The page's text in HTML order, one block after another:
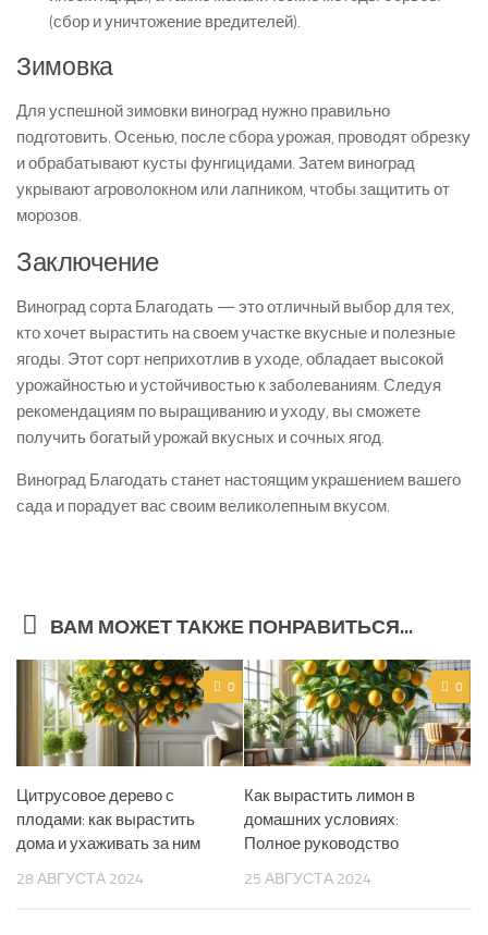
(сбор и уничтожение вредителей).
Зимовка
Для успешной зимовки виноград нужно правильно
подготовить. Осенью, после сбора урожая, проводят обрезку
и обрабатывают кусты фунгицидами. Затем виноград
укрывают агроволокном или лапником, чтобы защитить от
морозов.
Заключение
Виноград сорта Благодать — это отличный выбор для тех,
кто хочет вырастить на своем участке вкусные и полезные
ягоды. Этот сорт неприхотлив в уходе, обладает высокой
урожайностью и устойчивостью к заболеваниям. Следуя
рекомендациям по выращиванию и уходу, вы сможете
получить богатый урожай вкусных и сочных ягод.
Виноград Благодать станет настоящим украшением вашего
сада и порадует вас своим великолепным вкусом.
ВАМ МОЖЕТ ТАКЖЕ ПОНРАВИТЬСЯ...
0
Цитрусовое дерево с
плодами: как вырастить
дома и ухаживать за ним
28 АВГУСТА 2024
0
Как вырастить лимон в
домашних условиях:
Полное руководство
25 АВГУСТА 2024